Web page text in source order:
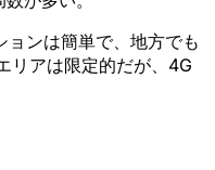
ョンは簡単で、地方でも
リアは限定的だが、4G
20%OFF
残り
9